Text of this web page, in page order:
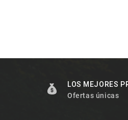
LOS MEJORES
Ofertas únicas